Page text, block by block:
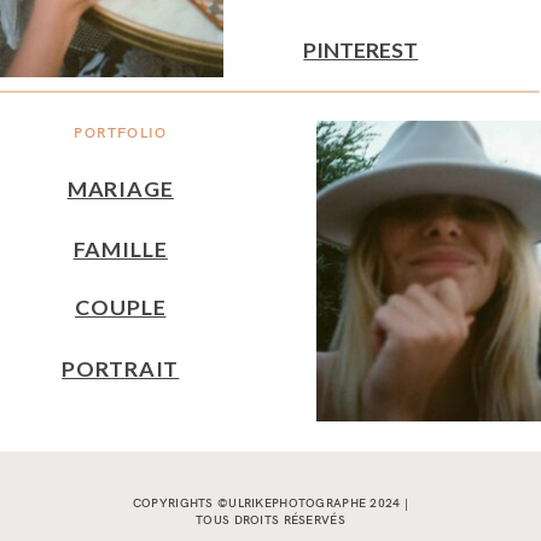
PORTFOLIO
MARIAGE
FAMILLE
PINTEREST
COUPLE
PORTRAIT
COPYRIGHTS ©ULRIKEPHOTOGRAPHE 2024 |
TOUS DROITS RÉSERVÉS